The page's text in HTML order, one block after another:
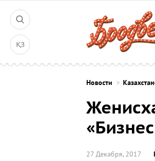
ҚЗ
Новости
27 Декабря, 2017